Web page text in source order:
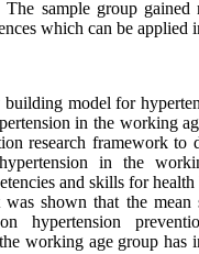
sample group gained
which can be applied
model for
in the working
research framework to
in the
and skills for
shown that the mean
hypertension
working age group has